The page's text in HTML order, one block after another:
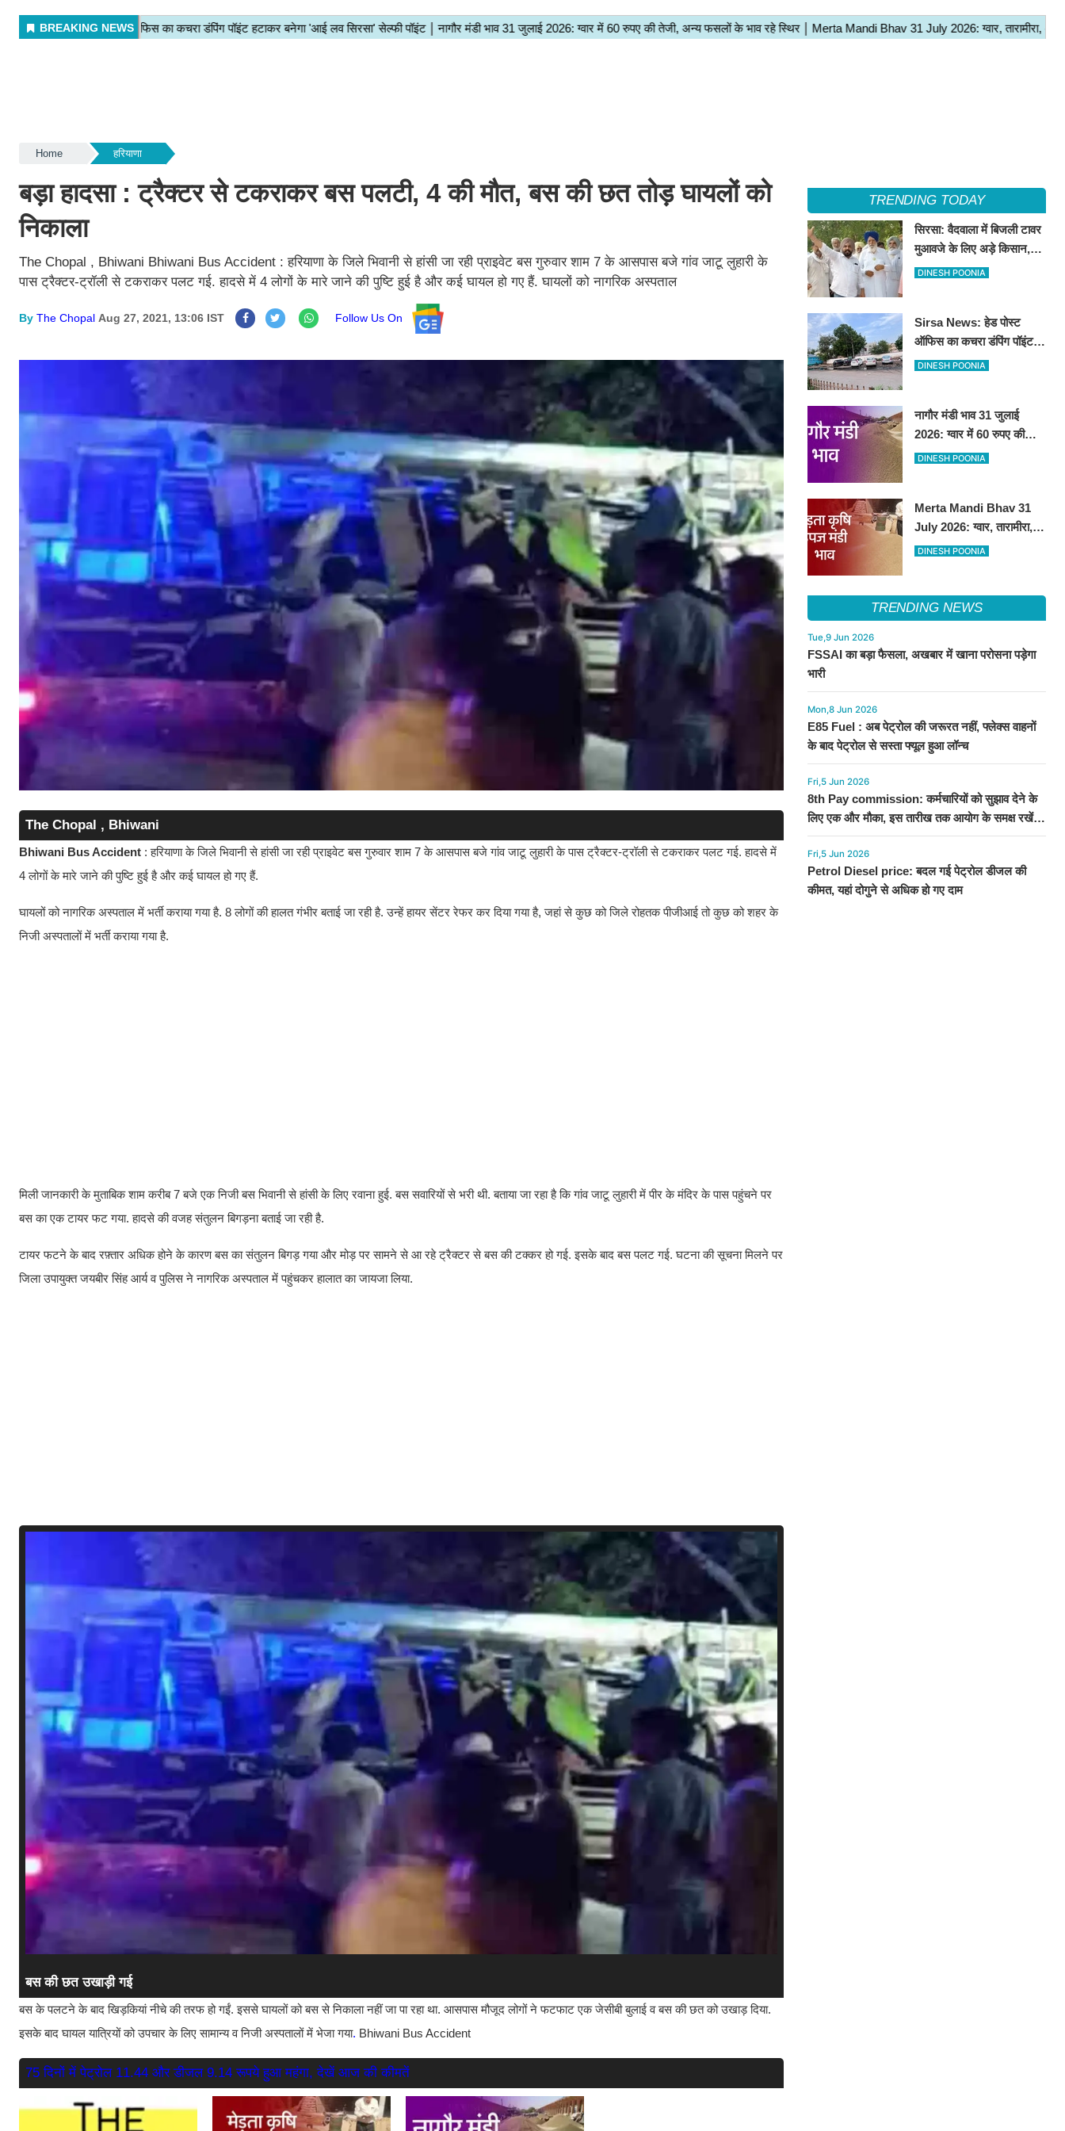
Home हरियाणा
बड़ा हादसा : ट्रैक्टर से टकराकर बस पलटी, 4 की मौत, बस की छत तोड़ घायलों को
निकाला
The Chopal , Bhiwani Bhiwani Bus Accident : हरियाणा के जिले भिवानी से हांसी जा रही प्राइवेट बस गुरुवार शाम 7 के आसपास बजे गांव जाटू लुहारी के
पास ट्रैक्टर-ट्रॉली से टकराकर पलट गई. हादसे में 4 लोगों के मारे जाने की पुष्टि हुई है और कई घायल हो गए हैं. घायलों को नागरिक अस्पताल
By The Chopal Aug 27, 2021, 13:06 IST Follow Us On
The Chopal , Bhiwani
Bhiwani Bus Accident : हरियाणा के जिले भिवानी से हांसी जा रही प्राइवेट बस गुरुवार शाम 7 के आसपास बजे गांव जाटू लुहारी के पास ट्रैक्टर-ट्रॉली से टकराकर पलट गई. हादसे में
4 लोगों के मारे जाने की पुष्टि हुई है और कई घायल हो गए हैं.
घायलों को नागरिक अस्पताल में भर्ती कराया गया है. 8 लोगों की हालत गंभीर बताई जा रही है. उन्हें हायर सेंटर रेफर कर दिया गया है, जहां से कुछ को जिले रोहतक पीजीआई तो कुछ को शहर के
निजी अस्पतालों में भर्ती कराया गया है.
मिली जानकारी के मुताबिक शाम करीब 7 बजे एक निजी बस भिवानी से हांसी के लिए रवाना हुई. बस सवारियों से भरी थी. बताया जा रहा है कि गांव जाटू लुहारी में पीर के मंदिर के पास पहुंचने पर
बस का एक टायर फट गया. हादसे की वजह संतुलन बिगड़ना बताई जा रही है.
टायर फटने के बाद रफ़्तार अधिक होने के कारण बस का संतुलन बिगड़ गया और मोड़ पर सामने से आ रहे ट्रैक्टर से बस की टक्कर हो गई. इसके बाद बस पलट गई. घटना की सूचना मिलने पर
जिला उपायुक्त जयबीर सिंह आर्य व पुलिस ने नागरिक अस्पताल में पहुंचकर हालात का जायजा लिया.
बस की छत उखाड़ी गई
बस के पलटने के बाद खिड़कियां नीचे की तरफ हो गईं. इससे घायलों को बस से निकाला नहीं जा पा रहा था. आसपास मौजूद लोगों ने फटफाट एक जेसीबी बुलाई व बस की छत को उखाड़ दिया.
इसके बाद घायल यात्रियों को उपचार के लिए सामान्य व निजी अस्पतालों में भेजा गया. Bhiwani Bus Accident
75 दिनों में पेट्रोल 11.44 और डीजल 9.14 रूपये हुआ महंगा, देखें आज की कीमतें
TRENDING TODAY
सिरसा: वैदवाला में बिजली टावर
मुआवजे के लिए अड़े किसान,
13 अगस्त को महापंचायत का
DINESH POONIA
Sirsa News: हेड पोस्ट
ऑफिस का कचरा डंपिंग पॉइंट
हटाकर बनेगा 'आई लव सिरसा'
DINESH POONIA
नागौर मंडी भाव 31 जुलाई
2026: ग्वार में 60 रुपए की
तेजी, अन्य फसलों के भाव रहे
DINESH POONIA
Merta Mandi Bhav 31
July 2026: ग्वार, तारामीरा,
असालिया में तेजी, चना, सुवा,
DINESH POONIA
TRENDING NEWS
Tue,9 Jun 2026
FSSAI का बड़ा फैसला, अखबार में खाना परोसना पड़ेगा
भारी
Mon,8 Jun 2026
E85 Fuel : अब पेट्रोल की जरूरत नहीं, फ्लेक्स वाहनों
के बाद पेट्रोल से सस्ता फ्यूल हुआ लॉन्च
Fri,5 Jun 2026
8th Pay commission: कर्मचारियों को सुझाव देने के
लिए एक और मौका, इस तारीख तक आयोग के समक्ष रखें
अपनी बात
Fri,5 Jun 2026
Petrol Diesel price: बदल गई पेट्रोल डीजल की
कीमत, यहां दोगुने से अधिक हो गए दाम